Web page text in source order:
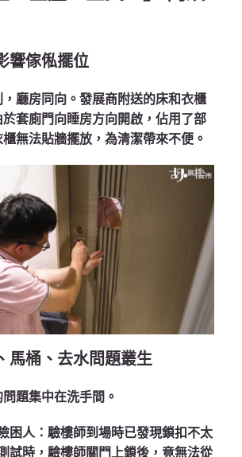
響傢俬擺位
廳房同向。發展商附送的床和衣櫃
套廁門向睡房方向開啟，佔用了部
無法貼牆擺放，為清潔帶來不便。
馬桶、去水問題叢生
題集中在洗手間。
困人：驗樓師到場時已發現鎖扣不太
試時，驗樓師關門上鎖後，竟無法從